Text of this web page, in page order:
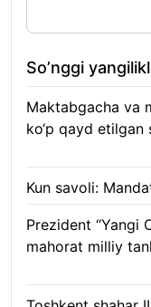
So’nggi
Maktabgacha va
ko‘p qayd
Kun savoli:
Prezident “Yangi
mahorat milliy